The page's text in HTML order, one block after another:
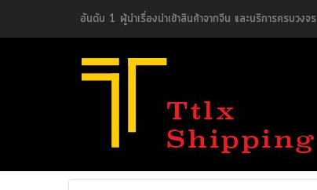
อันดับ 1 ผู้นำเรื่องนำเข้าสินค้าจากจีน และบริการครบวงจร